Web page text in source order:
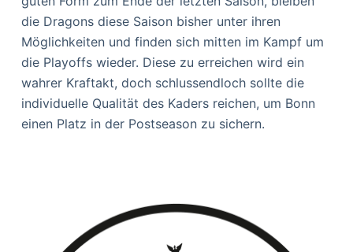
die Dragons diese Saison bisher unter ihren
Möglichkeiten und finden sich mitten im Kampf um
die Playoffs wieder. Diese zu erreichen wird ein
wahrer Kraftakt, doch schlussendloch sollte die
individuelle Qualität des Kaders reichen, um Bonn
einen Platz in der Postseason zu sichern.